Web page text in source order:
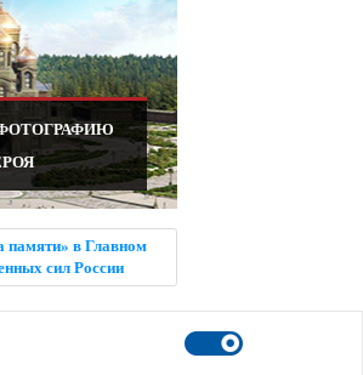
памяти» в Главном
сил России